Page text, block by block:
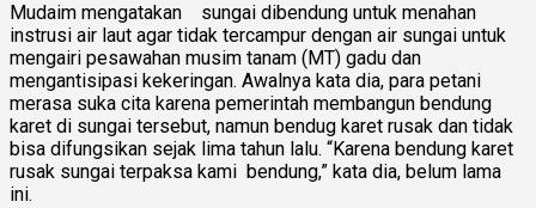
Mudaim mengatakan sungai dibendung untuk menahan
instrusi air laut agar tidak tercampur dengan air sungai untuk
mengairi pesawahan musim tanam (MT) gadu dan
mengantisipasi kekeringan. Awalnya kata dia, para petani
merasa suka cita karena pemerintah membangun bendung
karet di sungai tersebut, namun bendug karet rusak dan tidak
bisa difungsikan sejak lima tahun lalu. “Karena bendung karet
rusak sungai terpaksa kami bendung,” kata dia, belum lama
ini.